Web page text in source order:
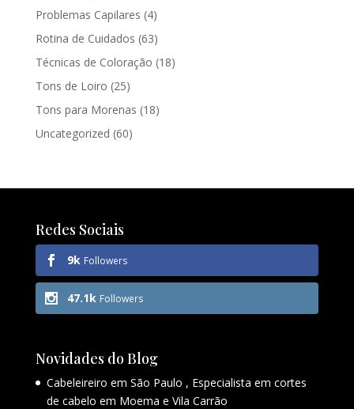
Problemas Capilares (4)
Rotina de Cuidados (63)
Técnicas de Coloração (18)
Tons de Loiro (25)
Tons para Morenas (18)
Uncategorized (60)
Redes Sociais
9k Followers
47.1k Followers
Novidades do Blog
Cabeleireiro em São Paulo , Especialista em cortes
de cabelo em Moema e Vila Carrão